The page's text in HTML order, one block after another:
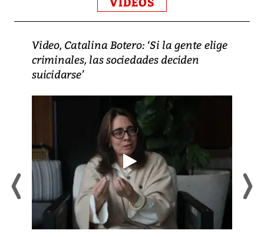
VIDEOS
Video, Catalina Botero: ‘Si la gente elige
criminales, las sociedades deciden
suicidarse’